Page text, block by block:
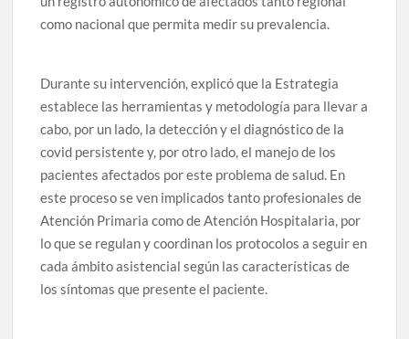
como nacional que permita medir su prevalencia.
Durante su intervención, explicó que la Estrategia
establece las herramientas y metodología para llevar a
cabo, por un lado, la detección y el diagnóstico de la
covid persistente y, por otro lado, el manejo de los
pacientes afectados por este problema de salud. En
este proceso se ven implicados tanto profesionales de
Atención Primaria como de Atención Hospitalaria, por
lo que se regulan y coordinan los protocolos a seguir en
cada ámbito asistencial según las características de
los síntomas que presente el paciente.